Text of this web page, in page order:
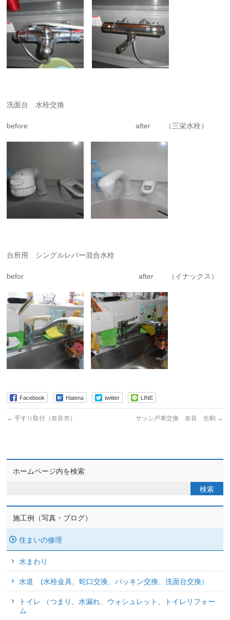
洗面台 水栓交換
before after （三栄水栓）
台所用 シングルレバー混合水栓
befor after （イナックス）
Facebook Hatena twitter LINE
← 手すり取付（奈良市） サッシ戸車交換 奈良 生駒 →
ホームページ内を検索
施工例（写真・ブログ）
住まいの修理
水まわり
水道 (水栓金具、蛇口交換、パッキン交換、洗面台交換）
トイレ （つまり、水漏れ、ウォシュレット、トイレリフォー
ム